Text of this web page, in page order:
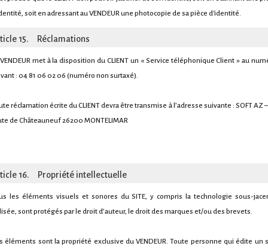
soit en adressant au VENDEUR une photocopie de sa pièce d'identité.
15. Réclamations
met à la disposition du CLIENT un « Service téléphonique Client » au
: 04 81 06 02 06 (numéro non surtaxé).
réclamation écrite du CLIENT devra être transmise à l’adresse suivante : SOFT AZ
de Châteauneuf 26200 MONTELIMAR
16. Propriété intellectuelle
les éléments visuels et sonores du SITE, y compris la technologie sous-
sont protégés par le droit d’auteur, le droit des marques et/ou des brevets.
éléments sont la propriété exclusive du VENDEUR. Toute personne qui édite un